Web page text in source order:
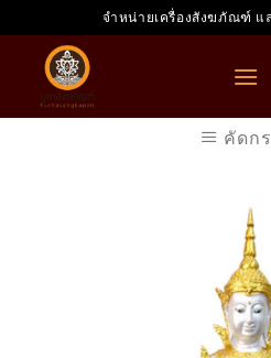
to
content
จำหน่ายเครื่องสังฆภัณฑ์ แ
คัดก